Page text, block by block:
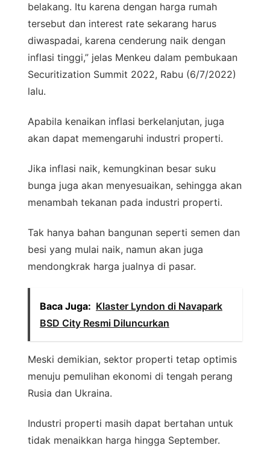
belakang. Itu karena dengan harga rumah
tersebut dan interest rate sekarang harus
diwaspadai, karena cenderung naik dengan
inflasi tinggi,” jelas Menkeu dalam pembukaan
Securitization Summit 2022, Rabu (6/7/2022)
lalu.
Apabila kenaikan inflasi berkelanjutan, juga
akan dapat memengaruhi industri properti.
Jika inflasi naik, kemungkinan besar suku
bunga juga akan menyesuaikan, sehingga akan
menambah tekanan pada industri properti.
Tak hanya bahan bangunan seperti semen dan
besi yang mulai naik, namun akan juga
mendongkrak harga jualnya di pasar.
Baca Juga: Klaster Lyndon di Navapark
BSD City Resmi Diluncurkan
Meski demikian, sektor properti tetap optimis
menuju pemulihan ekonomi di tengah perang
Rusia dan Ukraina.
Industri properti masih dapat bertahan untuk
tidak menaikkan harga hingga September.